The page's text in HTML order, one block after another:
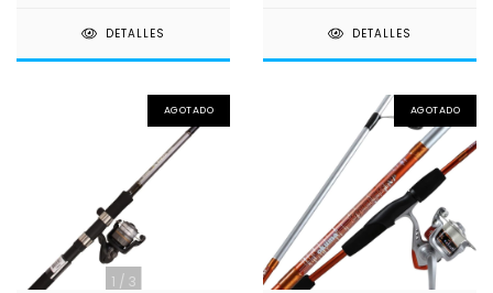
DETALLES DETALLES
1 / 3
AGOTADO AGOTADO